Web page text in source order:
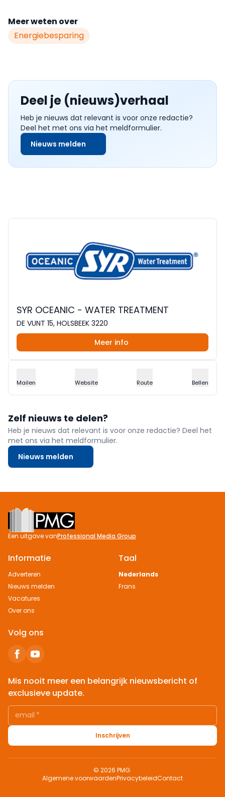
Meer weten over
Energiebesparing
Deel je (nieuws)verhaal
Heb je nieuws dat relevant is voor onze redactie?
Deel het met ons via het meldformulier.
Nieuws melden
SYR OCEANIC - WATER TREATMENT
DE VUNT 15, HOLSBEEK 3220
Meer info
Mailen Website Route Bellen
Zelf nieuws te delen?
Heb je nieuws dat relevant is voor onze redactie? Deel het
met ons via het meldformulier.
Nieuws melden
Footer
Een uitgave vanProfessional Media Group
Informatie
Adverteren
Nieuws melden
Vacatures
Over ons
Taal
Nederlands
Frans
Volg ons
Mis nooit meer een belangrijk nieuwsbericht of
exclusieve update.
email *
Inschrijven
© 2026 PMG.
Algemene voorwaardenPrivacybeleidContact